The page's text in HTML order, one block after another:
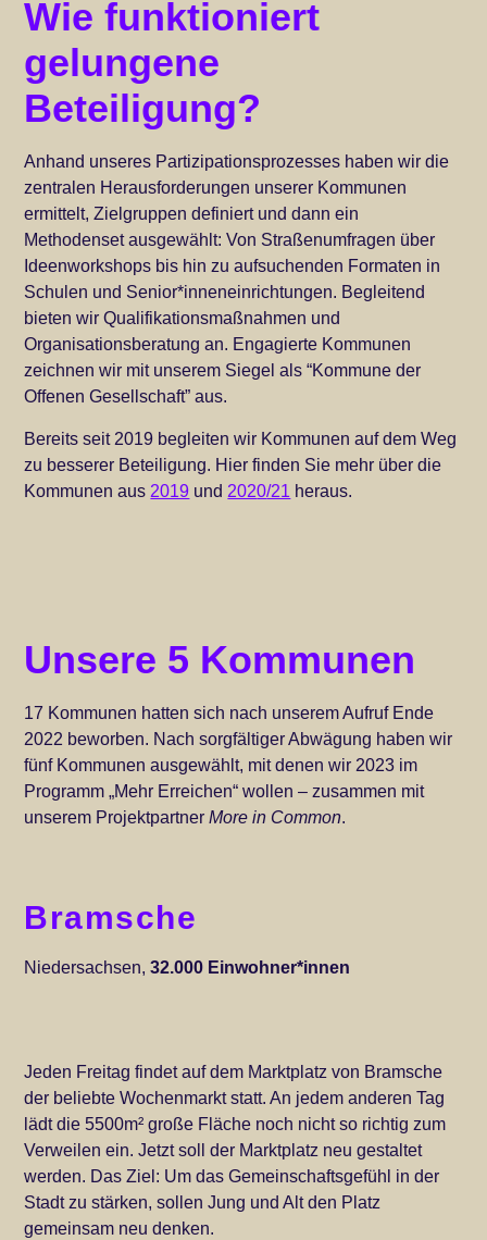
Wie funktioniert
gelungene
Beteiligung?
Anhand unseres Partizipationsprozesses haben wir die
zentralen Herausforderungen unserer Kommunen
ermittelt, Zielgruppen definiert und dann ein
Methodenset ausgewählt: Von Straßenumfragen über
Ideenworkshops bis hin zu aufsuchenden Formaten in
Schulen und Senior*inneneinrichtungen. Begleitend
bieten wir Qualifikationsmaßnahmen und
Organisationsberatung an. Engagierte Kommunen
zeichnen wir mit unserem Siegel als “Kommune der
Offenen Gesellschaft” aus.
Bereits seit 2019 begleiten wir Kommunen auf dem Weg
zu besserer Beteiligung. Hier finden Sie mehr über die
Kommunen aus 2019 und 2020/21 heraus.
Unsere 5 Kommunen
17 Kommunen hatten sich nach unserem Aufruf Ende
2022 beworben. Nach sorgfältiger Abwägung haben wir
fünf Kommunen ausgewählt, mit denen wir 2023 im
Programm „Mehr Erreichen“ wollen – zusammen mit
unserem ProjektpartnerMore in Common.
Bramsche
Niedersachsen,32.000 Einwohner*innen
Jeden Freitag findet auf dem Marktplatz von Bramsche
der beliebte Wochenmarkt statt. An jedem anderen Tag
lädt die 5500m² große Fläche noch nicht so richtig zum
Verweilen ein. Jetzt soll der Marktplatz neu gestaltet
werden. Das Ziel: Um das Gemeinschaftsgefühl in der
Stadt zu stärken, sollen Jung und Alt den Platz
gemeinsam neu denken.